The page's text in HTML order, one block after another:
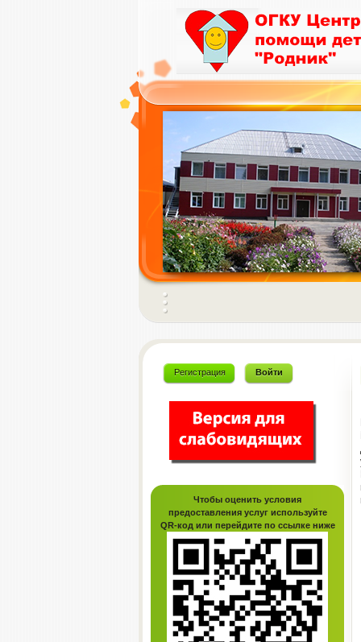
Регистрация Войти
Чтобы оценить условия
предоставления услуг используйте
QR-код или перейдите по ссылке ниже